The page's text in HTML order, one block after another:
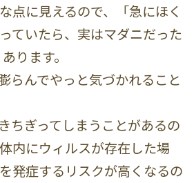
点に見えるので、「急にほく
ていたら、実はマダニだった
ります。
らんでやっと気づかれること
ちぎってしまうことがあるの
内にウィルスが存在した場
発症するリスクが高くなるの